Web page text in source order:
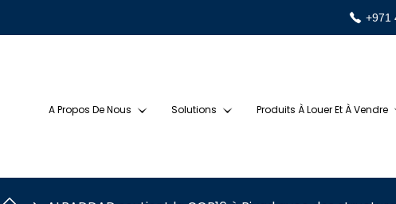
+971
A Propos De Nous Solutions Produits À Louer Et À Vendre